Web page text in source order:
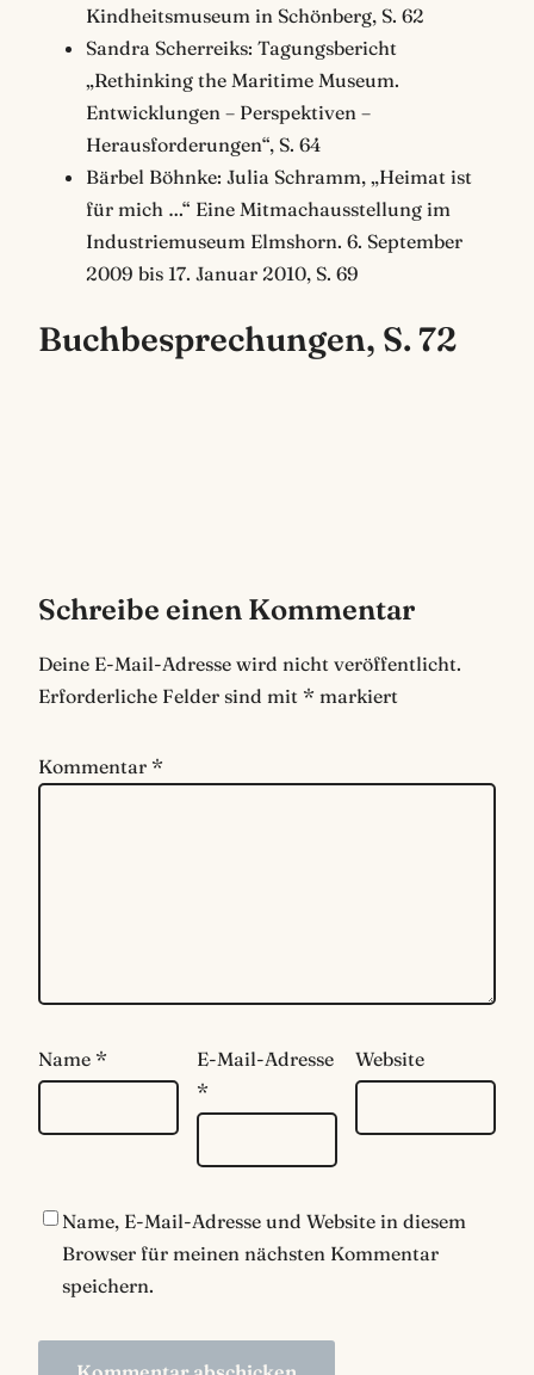
Kindheitsmuseum in Schönberg, S. 62
Sandra Scherreiks: Tagungsbericht
„Rethinking the Maritime Museum.
Entwicklungen – Perspektiven –
Herausforderungen“, S. 64
Bärbel Böhnke: Julia Schramm, „Heimat ist
für mich …“ Eine Mitmachausstellung im
Industriemuseum Elmshorn. 6. September
2009 bis 17. Januar 2010, S. 69
Buchbesprechungen, S. 72
Schreibe einen Kommentar
Deine E-Mail-Adresse wird nicht veröffentlicht.
Erforderliche Felder sind mit * markiert
Kommentar *
Name *
E-Mail-Adresse
*
Website
Name, E-Mail-Adresse und Website in diesem
Browser für meinen nächsten Kommentar
speichern.